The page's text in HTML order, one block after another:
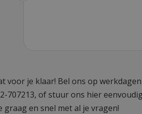
voor je klaar! Bel ons op werkdagen
707213, of stuur ons hier eenvoudig
graag en snel met al je vragen!